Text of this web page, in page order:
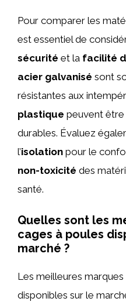
Pour comparer les
est essentiel de
sécurité et la facilité
acier galvanisé sont
résistantes aux
plastique peuvent être
durables. Évaluez
l’isolation pour le
non-toxicité des
santé.
Quelles sont les
cages à poules
marché ?
Les meilleures
disponibles sur le